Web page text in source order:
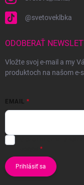
@svetoveklbka
ODOBERAŤ
Vložte svoj e-mail a my
produktoch na našom e-
EMAIL
Prihlásiť sa